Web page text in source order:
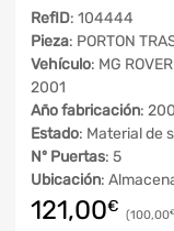
RefID: 104444
Pieza: PORTON
Vehículo: MG
2001
Año fabricación:
Estado: Material de
Nº Puertas: 5
Ubicación:
121,00€ 100,00€